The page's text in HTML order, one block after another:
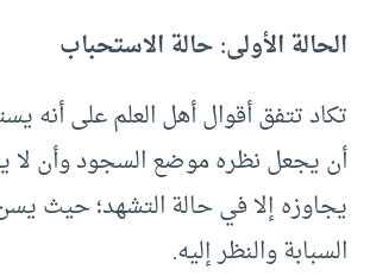
الحالة الأولى: حالة الاستحباب
تكاد تتفق أقوال أهل العلم على أنه
أن يجعل نظره موضع السجود وأن لا
يجاوزه إلا في حالة التشهد؛ حيث
السبابة والنظر إليه.